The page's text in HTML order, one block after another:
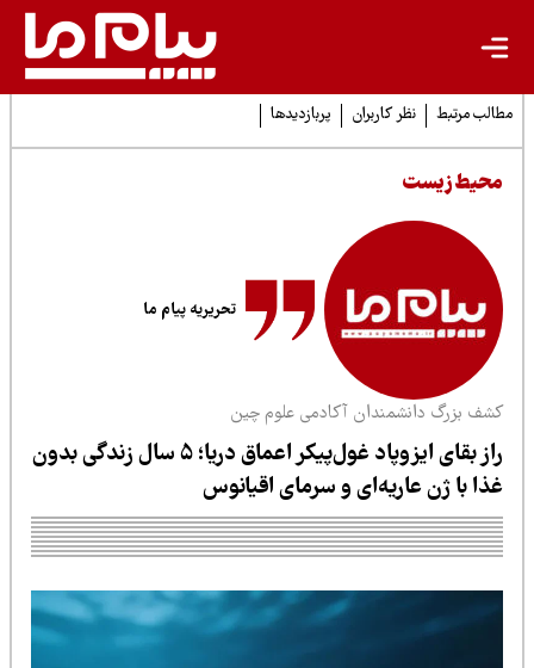
مرتبط نظر کاربران پربازدیدها
زیست
تحریریه پیام ما
بزرگ دانشمندان آکادمی علوم چین
راز بقای ایزوپاد غول‌پیکر اعماق دریا؛ ۵ سال زندگی بدون
با ژن عاریه‌ای و سرمای اقیانوس